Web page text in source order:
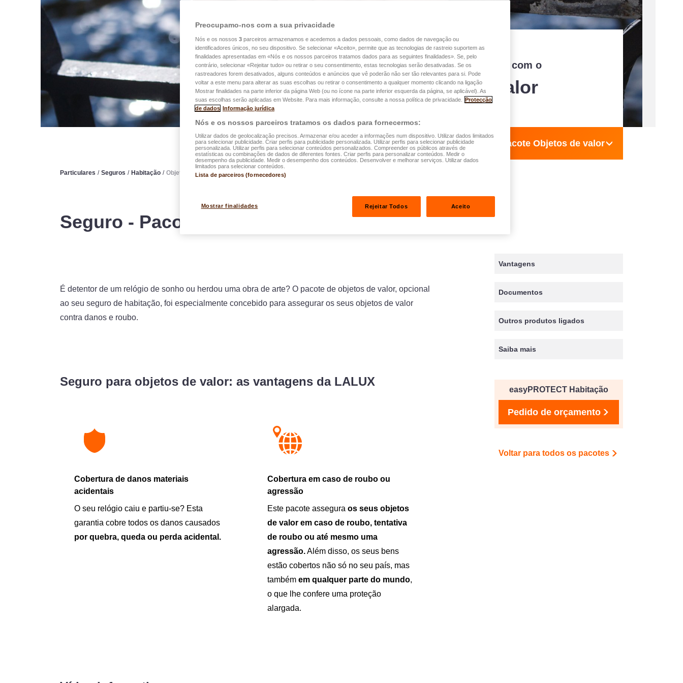
Proteja os seus bens mais preciosos com o
Pacote Objetos de valor
Pacote Objetos de valor
Particulares / Seguros / Habitação / Objetos de valor
Seguro - Pacote Objetos de valor
Vantagens
Documentos
Outros produtos ligados
Saiba mais
easyPROTECT Habitação
Pedido de orçamento
Voltar para todos os pacotes
É detentor de um relógio de sonho ou herdou uma obra de arte? O pacote de objetos de valor, opcional
ao seu seguro de habitação, foi especialmente concebido para assegurar os seus objetos de valor
contra danos e roubo.
Seguro para objetos de valor: as vantagens da LALUX
Cobertura de danos materiais
acidentais
O seu relógio caiu e partiu-se? Esta
garantia cobre todos os danos causados
por quebra, queda ou perda acidental.
Cobertura em caso de roubo ou
agressão
Este pacote assegura os seus objetos
de valor em caso de roubo, tentativa
de roubo ou até mesmo uma
agressão.Além disso, os seus bens
estão cobertos não só no seu país, mas
também em qualquer parte do mundo,
o que lhe confere uma proteção
alargada.
Preocupamo-nos com a sua privacidade
Nós e os nossos 3 parceiros armazenamos e acedemos a dados pessoais, como dados de navegação ou
identificadores únicos, no seu dispositivo. Se selecionar «Aceito», permite que as tecnologias de rastreio suportem as
finalidades apresentadas em «Nós e os nossos parceiros tratamos dados para as seguintes finalidades». Se, pelo
contrário, selecionar «Rejeitar tudo» ou retirar o seu consentimento, estas tecnologias serão desativadas. Se os
rastreadores forem desativados, alguns conteúdos e anúncios que vê poderão não ser tão relevantes para si. Pode
voltar a este menu para alterar as suas escolhas ou retirar o consentimento a qualquer momento clicando na ligação
Mostrar finalidades na parte inferior da página Web (ou no ícone na parte inferior esquerda da página, se aplicável). As
suas escolhas serão aplicadas em Website. Para mais informação, consulte a nossa política de privacidade.
Protecção
de dados Informação jurídica
Nós e os nossos parceiros tratamos os dados para fornecermos:
Utilizar dados de geolocalização precisos. Armazenar e/ou aceder a informações num dispositivo. Utilizar dados limitados
para selecionar publicidade. Criar perfis para publicidade personalizada. Utilizar perfis para selecionar publicidade
personalizada. Utilizar perfis para selecionar conteúdos personalizados. Compreender os públicos através de
estatísticas ou combinações de dados de diferentes fontes. Criar perfis para personalizar conteúdos. Medir o
desempenho da publicidade. Medir o desempenho dos conteúdos. Desenvolver e melhorar serviços. Utilizar dados
limitados para selecionar conteúdos.
Lista de parceiros (fornecedores)
Mostrar finalidades Rejeitar Todos Aceito